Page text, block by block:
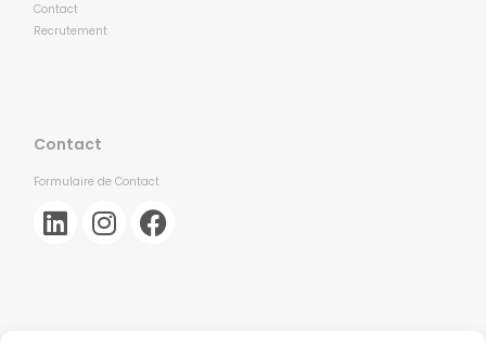
Contact
Recrutement
Contact
Formulaire de Contact